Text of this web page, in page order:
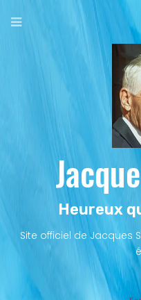
au
Heureux
Site officiel de Jacques